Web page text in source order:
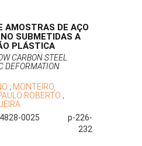
AMOSTRAS DE AÇO
SUBMETIDAS A
PLÁSTICA
CARBON STEEL
DEFORMATION
; MONTEIRO,
ROBERTO ;
0025
p-226-
232